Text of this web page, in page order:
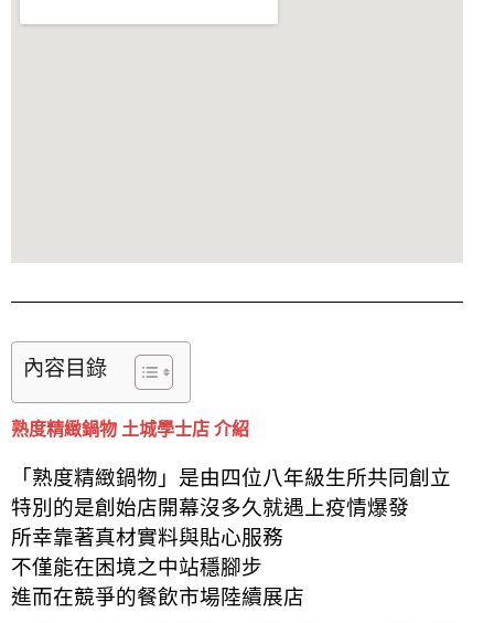
內容目錄
熟度精緻鍋物 土城學士店 介紹
「熟度精緻鍋物」是由四位八年級生所共同創立
特別的是創始店開幕沒多久就遇上疫情爆發
所幸靠著真材實料與貼心服務
不僅能在困境之中站穩腳步
進而在競爭的餐飲市場陸續展店